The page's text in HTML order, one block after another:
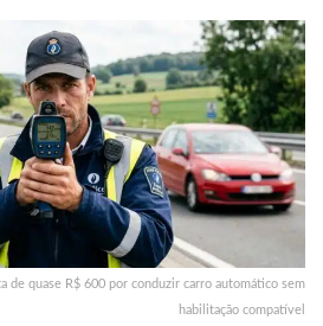
de quase R$ 600 por conduzir carro automático sem
habilitação compatível